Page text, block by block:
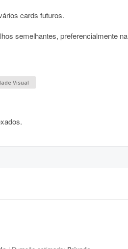
cards futuros.
semelhantes, preferencialmente na
Visual